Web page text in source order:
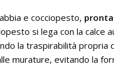
e cocciopesto, pronta
si lega con la calce
la traspirabilità propria
murature, evitando la